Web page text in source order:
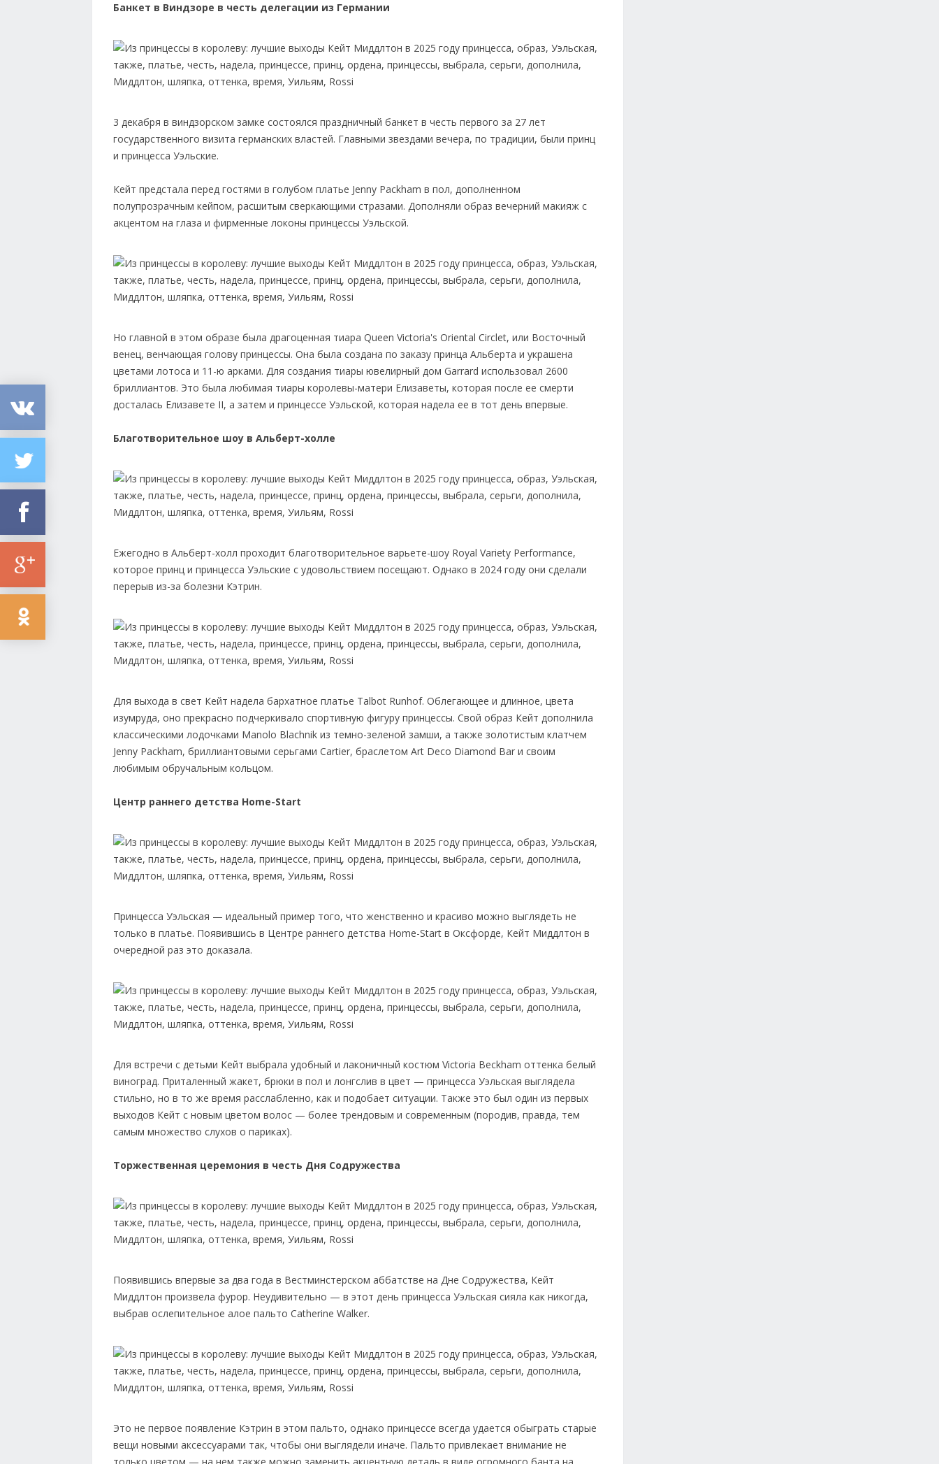
Банкет в Виндзоре в честь делегации из Германии
3 декабря в виндзорском замке состоялся праздничный банкет в честь первого за 27 лет
государственного визита германских властей. Главными звездами вечера, по традиции, были принц
и принцесса Уэльские.
Кейт предстала перед гостями в голубом платье Jenny Packham в пол, дополненном
полупрозрачным кейпом, расшитым сверкающими стразами. Дополняли образ вечерний макияж с
акцентом на глаза и фирменные локоны принцессы Уэльской.
Но главной в этом образе была драгоценная тиара Queen Victoria's Oriental Circlet, или Восточный
венец, венчающая голову принцессы. Она была создана по заказу принца Альберта и украшена
цветами лотоса и 11-ю арками. Для создания тиары ювелирный дом Garrard использовал 2600
бриллиантов. Это была любимая тиары королевы-матери Елизаветы, которая после ее смерти
досталась Елизавете II, а затем и принцессе Уэльской, которая надела ее в тот день впервые.
Благотворительное шоу в Альберт-холле
Ежегодно в Альберт-холл проходит благотворительное варьете-шоу Royal Variety Performance,
которое принц и принцесса Уэльские с удовольствием посещают. Однако в 2024 году они сделали
перерыв из-за болезни Кэтрин.
Для выхода в свет Кейт надела бархатное платье Talbot Runhof. Облегающее и длинное, цвета
изумруда, оно прекрасно подчеркивало спортивную фигуру принцессы. Свой образ Кейт дополнила
классическими лодочками Manolo Blachnik из темно-зеленой замши, а также золотистым клатчем
Jenny Packham, бриллиантовыми серьгами Cartier, браслетом Art Deco Diamond Bar и своим
любимым обручальным кольцом.
Центр раннего детства Home-Start
Принцесса Уэльская — идеальный пример того, что женственно и красиво можно выглядеть не
только в платье. Появившись в Центре раннего детства Home-Start в Оксфорде, Кейт Миддлтон в
очередной раз это доказала.
Для встречи с детьми Кейт выбрала удобный и лаконичный костюм Victoria Beckham оттенка белый
виноград. Приталенный жакет, брюки в пол и лонгслив в цвет — принцесса Уэльская выглядела
стильно, но в то же время расслабленно, как и подобает ситуации. Также это был один из первых
выходов Кейт с новым цветом волос — более трендовым и современным (породив, правда, тем
самым множество слухов о париках).
Торжественная церемония в честь Дня Содружества
Появившись впервые за два года в Вестминстерском аббатстве на Дне Содружества, Кейт
Миддлтон произвела фурор. Неудивительно — в этот день принцесса Уэльская сияла как никогда,
выбрав ослепительное алое пальто Catherine Walker.
Это не первое появление Кэтрин в этом пальто, однако принцессе всегда удается обыграть старые
вещи новыми аксессуарами так, чтобы они выглядели иначе. Пальто привлекает внимание не